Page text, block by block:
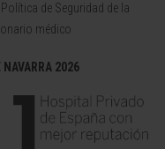
Política de Seguridad de la
médico
2026